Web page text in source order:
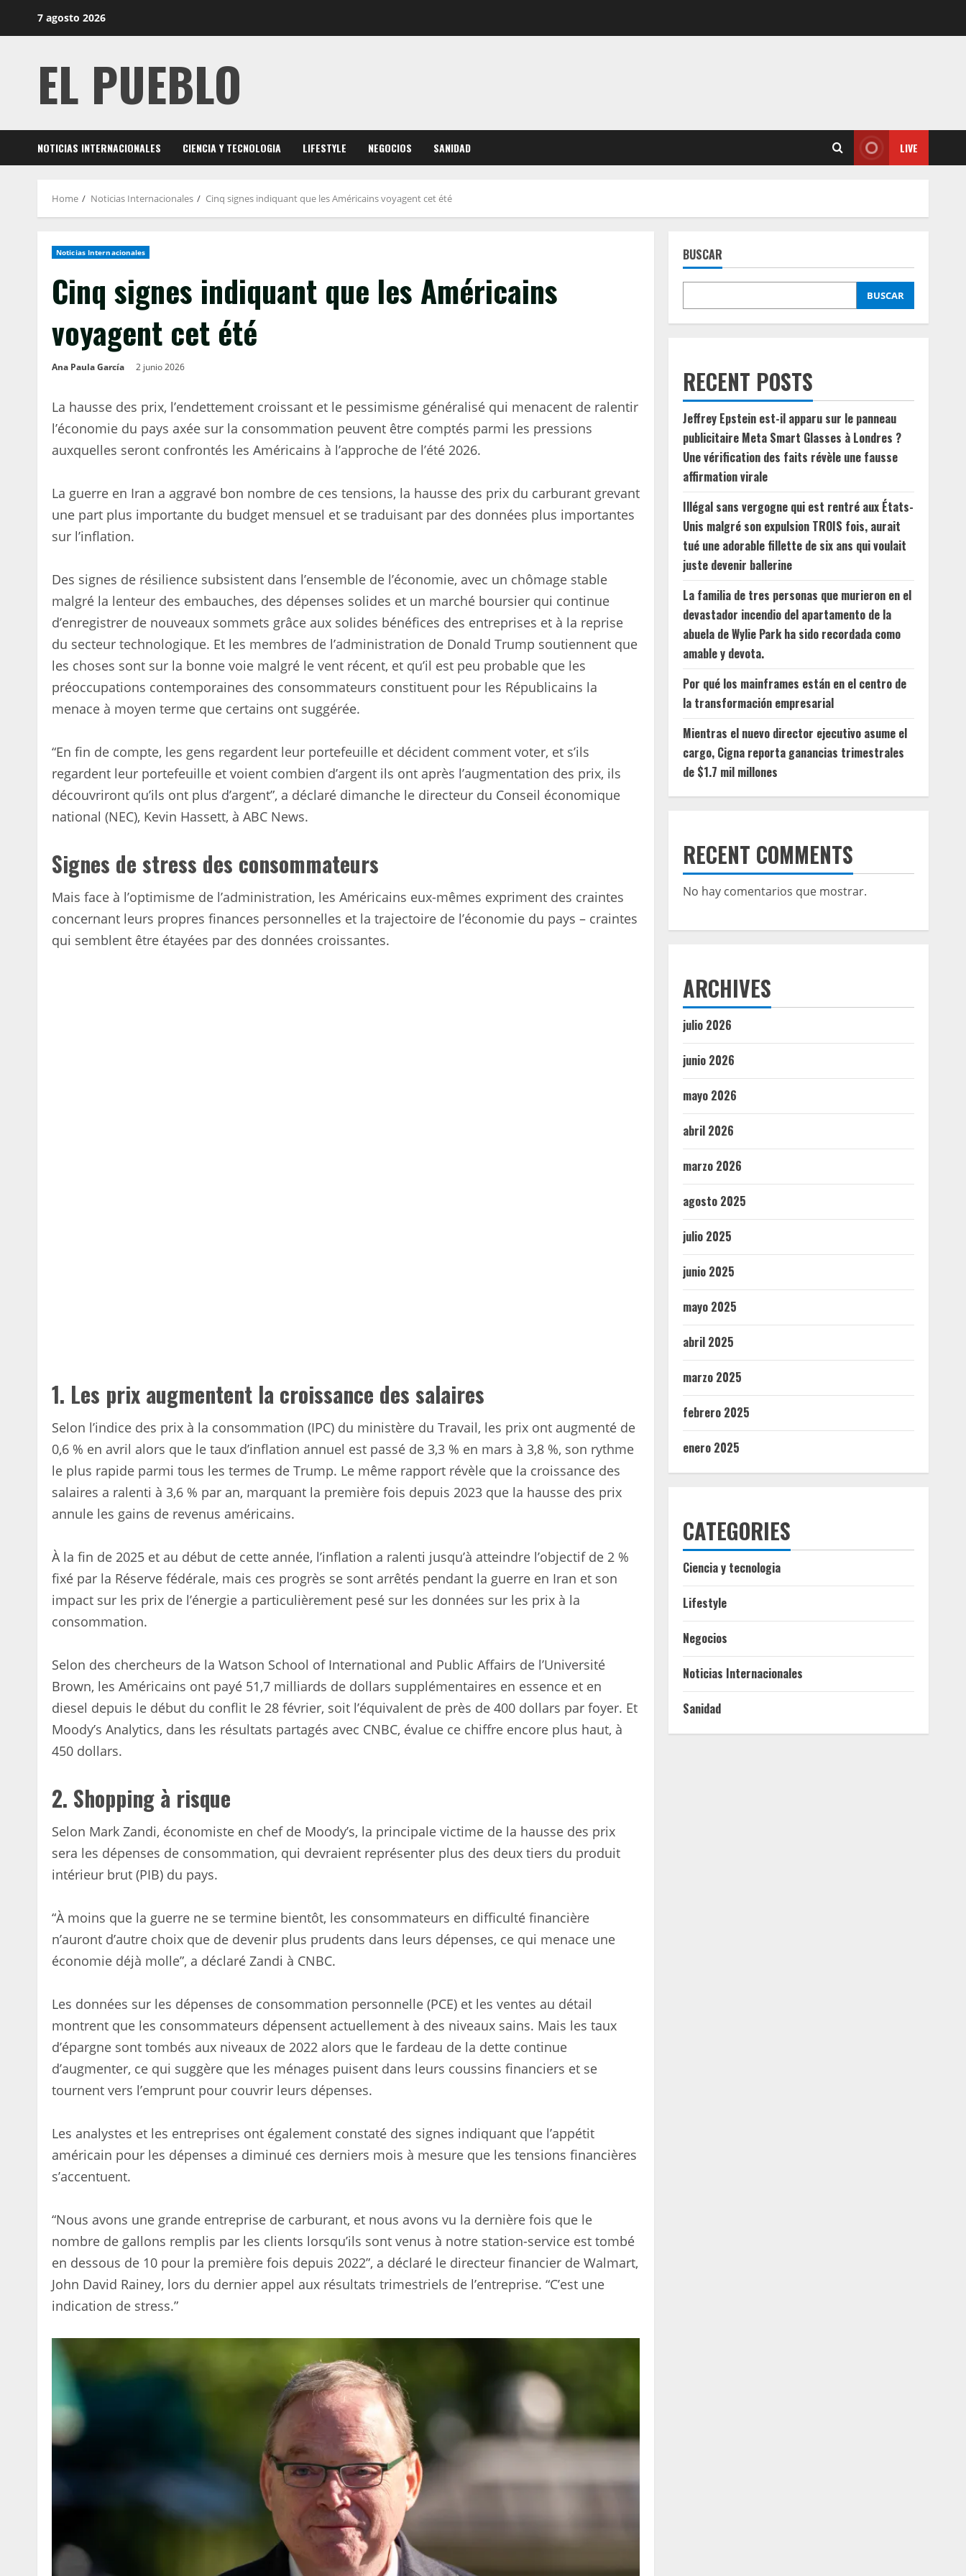
7 agosto 2026
EL PUEBLO
NOTICIAS INTERNACIONALES CIENCIA Y TECNOLOGIA LIFESTYLE NEGOCIOS SANIDAD LIVE
Home Noticias Internacionales Cinq signes indiquant que les Américains voyagent cet été
Noticias Internacionales
Cinq signes indiquant que les Américains
voyagent cet été
Ana Paula García 2 junio 2026
La hausse des prix, l’endettement croissant et le pessimisme généralisé qui menacent de ralentir
l’économie du pays axée sur la consommation peuvent être comptés parmi les pressions
auxquelles seront confrontés les Américains à l’approche de l’été 2026.
La guerre en Iran a aggravé bon nombre de ces tensions, la hausse des prix du carburant grevant
une part plus importante du budget mensuel et se traduisant par des données plus importantes
sur l’inflation.
Des signes de résilience subsistent dans l’ensemble de l’économie, avec un chômage stable
malgré la lenteur des embauches, des dépenses solides et un marché boursier qui continue
d’enregistrer de nouveaux sommets grâce aux solides bénéfices des entreprises et à la reprise
du secteur technologique. Et les membres de l’administration de Donald Trump soutiennent que
les choses sont sur la bonne voie malgré le vent récent, et qu’il est peu probable que les
préoccupations contemporaines des consommateurs constituent pour les Républicains la
menace à moyen terme que certains ont suggérée.
“En fin de compte, les gens regardent leur portefeuille et décident comment voter, et s’ils
regardent leur portefeuille et voient combien d’argent ils ont après l’augmentation des prix, ils
découvriront qu’ils ont plus d’argent”, a déclaré dimanche le directeur du Conseil économique
national (NEC), Kevin Hassett, à ABC News.
Signes de stress des consommateurs
Mais face à l’optimisme de l’administration, les Américains eux-mêmes expriment des craintes
concernant leurs propres finances personnelles et la trajectoire de l’économie du pays – craintes
qui semblent être étayées par des données croissantes.
1. Les prix augmentent la croissance des salaires
Selon l’indice des prix à la consommation (IPC) du ministère du Travail, les prix ont augmenté de
0,6 % en avril alors que le taux d’inflation annuel est passé de 3,3 % en mars à 3,8 %, son rythme
le plus rapide parmi tous les termes de Trump. Le même rapport révèle que la croissance des
salaires a ralenti à 3,6 % par an, marquant la première fois depuis 2023 que la hausse des prix
annule les gains de revenus américains.
À la fin de 2025 et au début de cette année, l’inflation a ralenti jusqu’à atteindre l’objectif de 2 %
fixé par la Réserve fédérale, mais ces progrès se sont arrêtés pendant la guerre en Iran et son
impact sur les prix de l’énergie a particulièrement pesé sur les données sur les prix à la
consommation.
Selon des chercheurs de la Watson School of International and Public Affairs de l’Université
Brown, les Américains ont payé 51,7 milliards de dollars supplémentaires en essence et en
diesel depuis le début du conflit le 28 février, soit l’équivalent de près de 400 dollars par foyer. Et
Moody’s Analytics, dans les résultats partagés avec CNBC, évalue ce chiffre encore plus haut, à
450 dollars.
2. Shopping à risque
Selon Mark Zandi, économiste en chef de Moody’s, la principale victime de la hausse des prix
sera les dépenses de consommation, qui devraient représenter plus des deux tiers du produit
intérieur brut (PIB) du pays.
“À moins que la guerre ne se termine bientôt, les consommateurs en difficulté financière
n’auront d’autre choix que de devenir plus prudents dans leurs dépenses, ce qui menace une
économie déjà molle”, a déclaré Zandi à CNBC.
Les données sur les dépenses de consommation personnelle (PCE) et les ventes au détail
montrent que les consommateurs dépensent actuellement à des niveaux sains. Mais les taux
d’épargne sont tombés aux niveaux de 2022 alors que le fardeau de la dette continue
d’augmenter, ce qui suggère que les ménages puisent dans leurs coussins financiers et se
tournent vers l’emprunt pour couvrir leurs dépenses.
Les analystes et les entreprises ont également constaté des signes indiquant que l’appétit
américain pour les dépenses a diminué ces derniers mois à mesure que les tensions financières
s’accentuent.
“Nous avons une grande entreprise de carburant, et nous avons vu la dernière fois que le
nombre de gallons remplis par les clients lorsqu’ils sont venus à notre station-service est tombé
en dessous de 10 pour la première fois depuis 2022”, a déclaré le directeur financier de Walmart,
John David Rainey, lors du dernier appel aux résultats trimestriels de l’entreprise. “C’est une
indication de stress.”
BUSCAR
BUSCAR
RECENT POSTS
Jeffrey Epstein est-il apparu sur le panneau
publicitaire Meta Smart Glasses à Londres ?
Une vérification des faits révèle une fausse
affirmation virale
Illégal sans vergogne qui est rentré aux États-
Unis malgré son expulsion TROIS fois, aurait
tué une adorable fillette de six ans qui voulait
juste devenir ballerine
La familia de tres personas que murieron en el
devastador incendio del apartamento de la
abuela de Wylie Park ha sido recordada como
amable y devota.
Por qué los mainframes están en el centro de
la transformación empresarial
Mientras el nuevo director ejecutivo asume el
cargo, Cigna reporta ganancias trimestrales
de $1.7 mil millones
RECENT COMMENTS
No hay comentarios que mostrar.
ARCHIVES
julio 2026
junio 2026
mayo 2026
abril 2026
marzo 2026
agosto 2025
julio 2025
junio 2025
mayo 2025
abril 2025
marzo 2025
febrero 2025
enero 2025
CATEGORIES
Ciencia y tecnologia
Lifestyle
Negocios
Noticias Internacionales
Sanidad